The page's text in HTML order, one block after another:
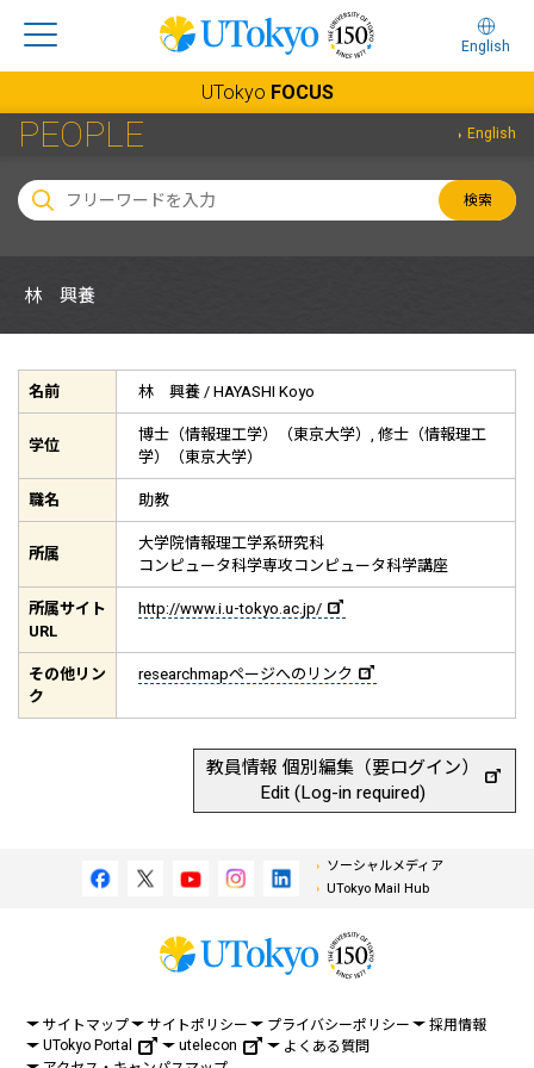
English
UTokyo FOCUS
PEOPLE English
検索
林 興養
名前 林 興養 / HAYASHI Koyo
学位
博士（情報理工学）（東京大学）, 修士（情報理工
学）（東京大学）
職名 助教
所属
大学院情報理工学系研究科
コンピュータ科学専攻コンピュータ科学講座
所属サイト
URL
http://www.i.u-tokyo.ac.jp/
その他リン
ク
researchmapページへのリンク
教員情報 個別編集（要ログイン）
Edit (Log-in required)
ソーシャルメディア
UTokyo Mail Hub
サイトマップ サイトポリシー プライバシーポリシー
採用情報
UTokyo Portal
utelecon
よくある質問